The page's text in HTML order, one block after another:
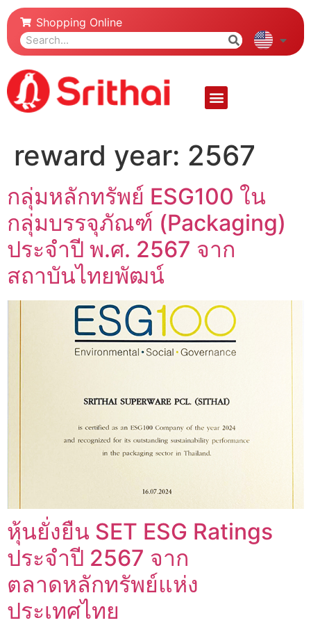
Shopping Online
reward year: 2567
กลุ่มหลักทรัพย์ ESG100 ใน
กลุ่มบรรจุภัณฑ์ (Packaging)
ประจำปี พ.ศ. 2567 จาก
สถาบันไทยพัฒน์
หุ้นยั่งยืน SET ESG Ratings
ประจำปี 2567 จาก
ตลาดหลักทรัพย์แห่ง
ประเทศไทย